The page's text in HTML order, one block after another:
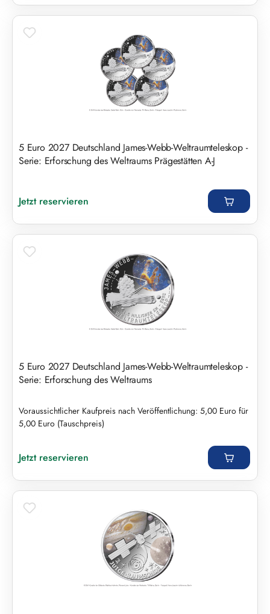
5 Euro 2027 Deutschland James-Webb-Weltraumteleskop -
Serie: Erforschung des Weltraums Prägestätten A-J
Jetzt reservieren
5 Euro 2027 Deutschland James-Webb-Weltraumteleskop -
Serie: Erforschung des Weltraums
Voraussichtlicher Kaufpreis nach Veröffentlichung: 5,00 Euro für
5,00 Euro (Tauschpreis)
Jetzt reservieren